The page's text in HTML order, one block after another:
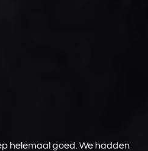
helemaal goed. We hadden